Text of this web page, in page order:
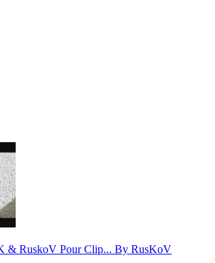
& RuskoV Pour Clip... By RusKoV